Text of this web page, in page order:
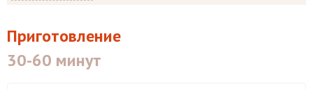
Приготовление
30-60 минут